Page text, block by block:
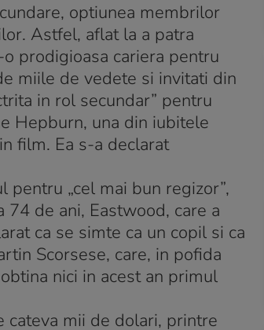
optiunea membrilor
Astfel, aflat la a patra
prodigioasa cariera pentru
miile de vedete si invitati din
in rol secundar” pentru
Hepburn, una din iubitele
film. Ea s-a declarat
„cel mai bun regizor”,
74 de ani, Eastwood, care a
ca se simte ca un copil si ca
Scorsese, care, in pofida
nici in acest an primul
cateva mii de dolari, printre